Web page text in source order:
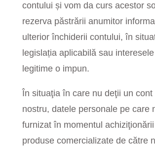
contului și vom da curs acestor
rezerva păstrării anumitor
ulterior închiderii contului, în
legislația aplicabilă sau
legitime o impun.
În situaţia în care nu deţii un cont
nostru, datele personale pe care
furnizat în momentul
produse comercializate de către